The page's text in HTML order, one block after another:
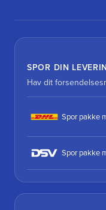
SPOR DIN
Hav dit
Spor pakke
Spor pakke